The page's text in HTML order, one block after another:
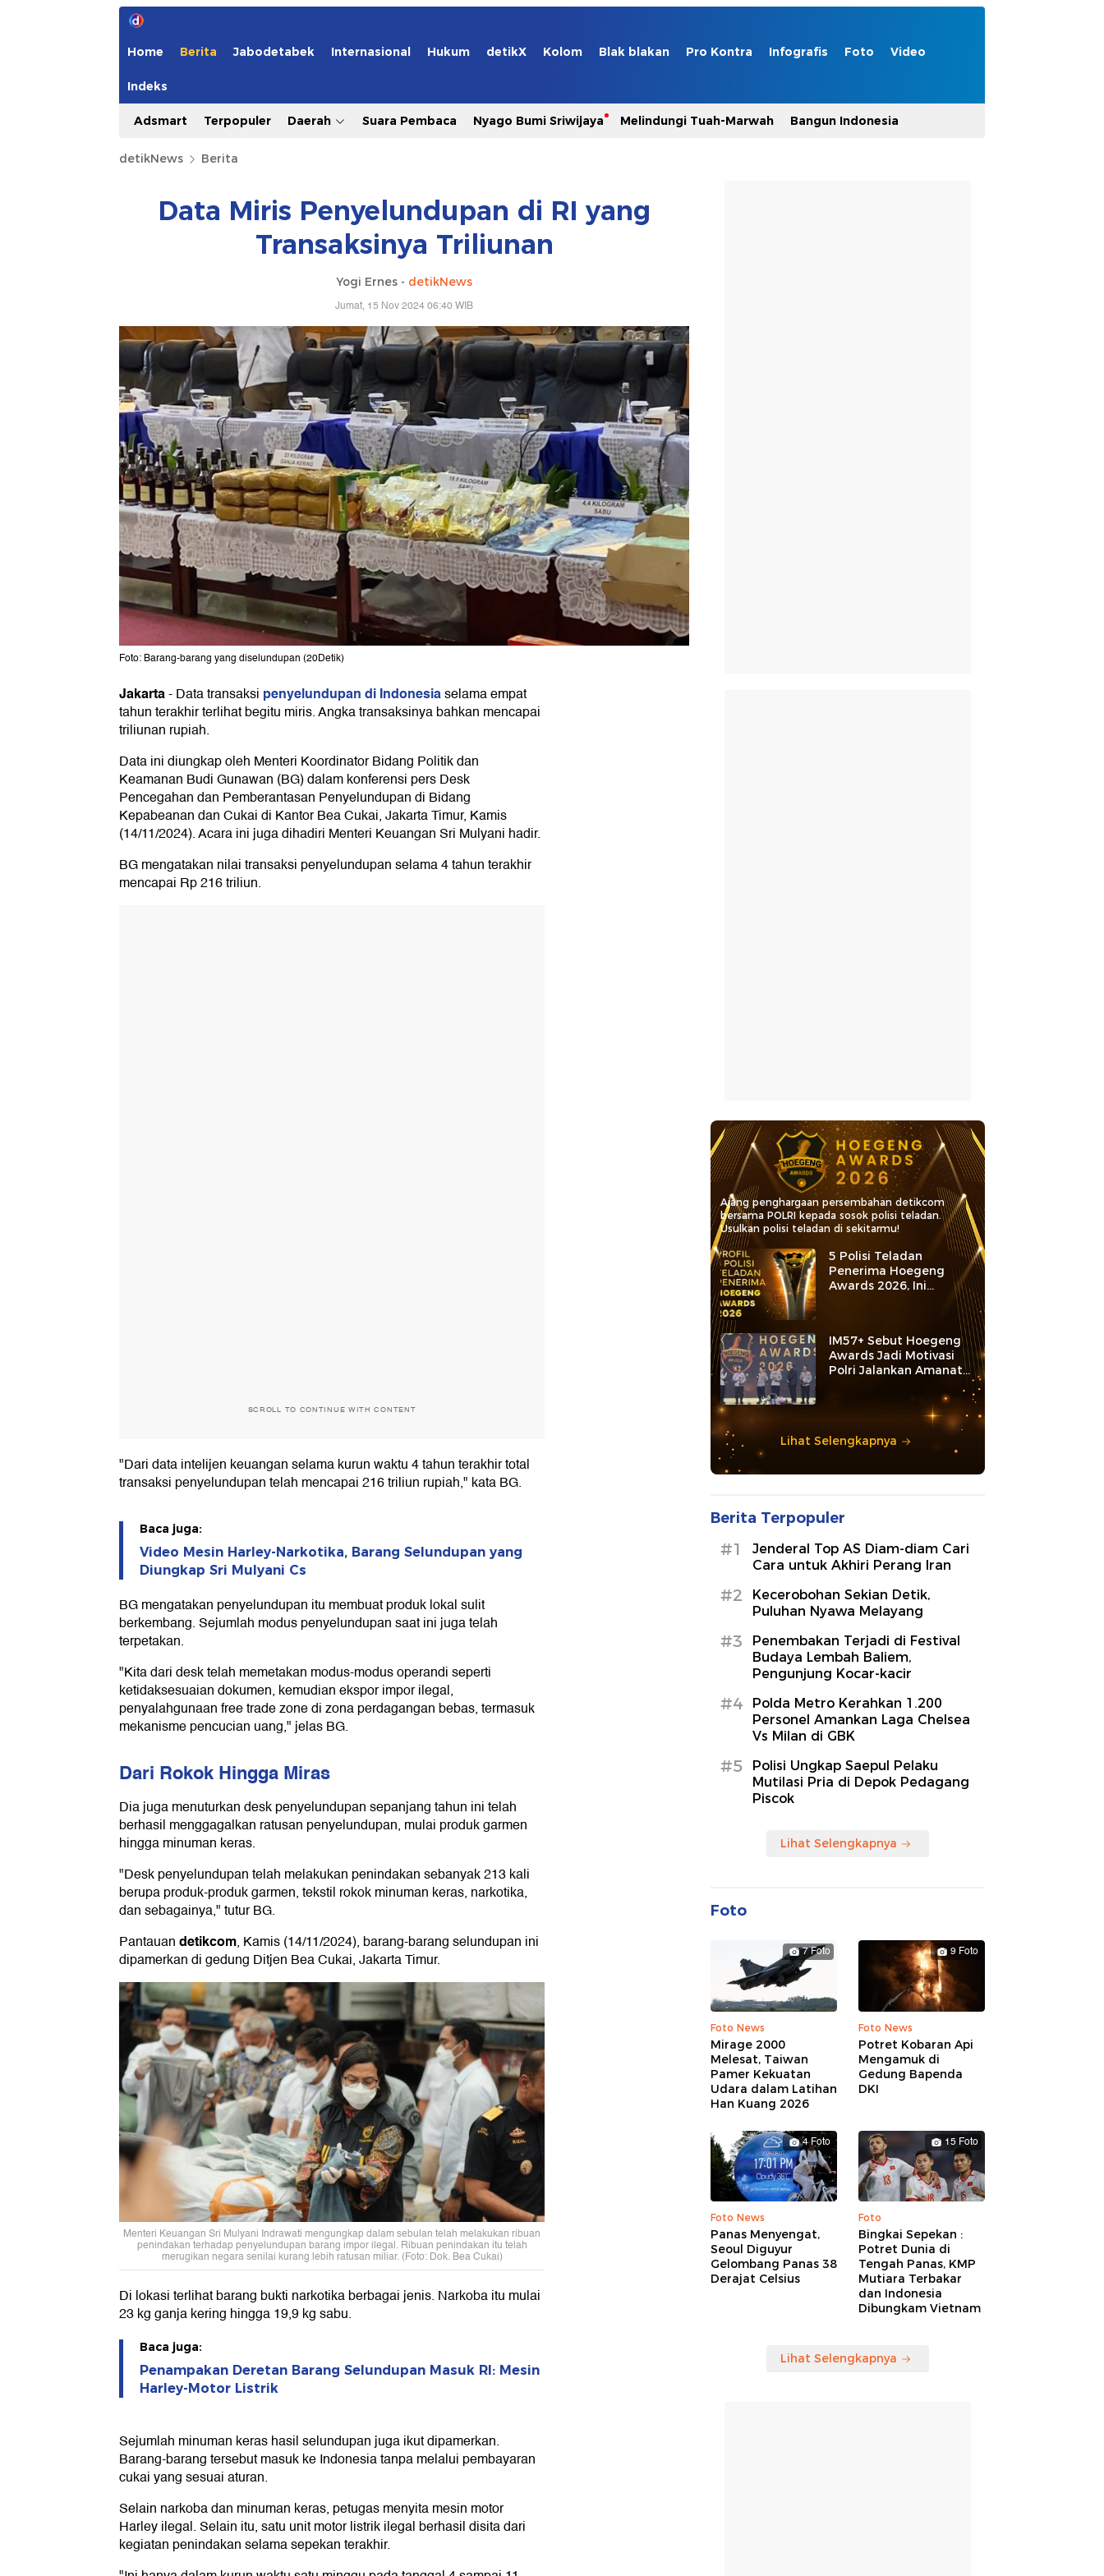
Home Berita Jabodetabek Internasional Hukum detikX Kolom Blak blakan Pro Kontra Infografis Foto Video
Indeks
Adsmart Terpopuler Daerah Suara Pembaca Nyago Bumi Sriwijaya Melindungi Tuah-Marwah Bangun Indonesia
detikNews Berita
Data Miris Penyelundupan di RI yang
Transaksinya Triliunan
Yogi Ernes - detikNews
Jumat, 15 Nov 2024 06:40 WIB
Foto: Barang-barang yang diselundupan (20Detik)
Jakarta-Data transaksi penyelundupan di Indonesiaselama empat
tahun terakhir terlihat begitu miris. Angka transaksinya bahkan mencapai
triliunan rupiah.
Data ini diungkap oleh Menteri Koordinator Bidang Politik dan
Keamanan Budi Gunawan (BG) dalam konferensi pers Desk
Pencegahan dan Pemberantasan Penyelundupan di Bidang
Kepabeanan dan Cukai di Kantor Bea Cukai, Jakarta Timur, Kamis
(14/11/2024). Acara ini juga dihadiri Menteri Keuangan Sri Mulyani hadir.
BG mengatakan nilai transaksi penyelundupan selama 4 tahun terakhir
mencapai Rp 216 triliun.
SCROLL TO CONTINUE WITH CONTENT
"Dari data intelijen keuangan selama kurun waktu 4 tahun terakhir total
transaksi penyelundupan telah mencapai 216 triliun rupiah," kata BG.
Baca juga:
Video Mesin Harley-Narkotika, Barang Selundupan yang
Diungkap Sri Mulyani Cs
BG mengatakan penyelundupan itu membuat produk lokal sulit
berkembang. Sejumlah modus penyelundupan saat ini juga telah
terpetakan.
"Kita dari desk telah memetakan modus-modus operandi seperti
ketidaksesuaian dokumen, kemudian ekspor impor ilegal,
penyalahgunaan free trade zone di zona perdagangan bebas, termasuk
mekanisme pencucian uang," jelas BG.
Dari Rokok Hingga Miras
Dia juga menuturkan desk penyelundupan sepanjang tahun ini telah
berhasil menggagalkan ratusan penyelundupan, mulai produk garmen
hingga minuman keras.
"Desk penyelundupan telah melakukan penindakan sebanyak 213 kali
berupa produk-produk garmen, tekstil rokok minuman keras, narkotika,
dan sebagainya," tutur BG.
Pantauandetikcom, Kamis (14/11/2024), barang-barang selundupan ini
dipamerkan di gedung Ditjen Bea Cukai, Jakarta Timur.
Menteri Keuangan Sri Mulyani Indrawati mengungkap dalam sebulan telah melakukan ribuan
penindakan terhadap penyelundupan barang impor ilegal. Ribuan penindakan itu telah
merugikan negara senilai kurang lebih ratusan miliar. (Foto: Dok. Bea Cukai)
Di lokasi terlihat barang bukti narkotika berbagai jenis. Narkoba itu mulai
23 kg ganja kering hingga 19,9 kg sabu.
Baca juga:
Penampakan Deretan Barang Selundupan Masuk RI: Mesin
Harley-Motor Listrik
Sejumlah minuman keras hasil selundupan juga ikut dipamerkan.
Barang-barang tersebut masuk ke Indonesia tanpa melalui pembayaran
cukai yang sesuai aturan.
Selain narkoba dan minuman keras, petugas menyita mesin motor
Harley ilegal. Selain itu, satu unit motor listrik ilegal berhasil disita dari
kegiatan penindakan selama sepekan terakhir.
Ajang penghargaan persembahan detikcom
bersama POLRI kepada sosok polisi teladan.
Usulkan polisi teladan di sekitarmu!
5 Polisi Teladan
Penerima Hoegeng
Awards 2026, Ini
Kategori dan Kiprahnya
IM57+ Sebut Hoegeng
Awards Jadi Motivasi
Polri Jalankan Amanat
Lihat Selengkapnya
Berita Terpopuler
#1
Jenderal Top AS Diam-diam Cari
Cara untuk Akhiri Perang Iran
#2
Kecerobohan Sekian Detik,
Puluhan Nyawa Melayang
#3
Penembakan Terjadi di Festival
Budaya Lembah Baliem,
Pengunjung Kocar-kacir
#4
Polda Metro Kerahkan 1.200
Personel Amankan Laga Chelsea
Vs Milan di GBK
#5
Polisi Ungkap Saepul Pelaku
Mutilasi Pria di Depok Pedagang
Piscok
Lihat Selengkapnya
Foto
7 Foto
Foto News
Mirage 2000
Melesat, Taiwan
Pamer Kekuatan
Udara dalam Latihan
Han Kuang 2026
9 Foto
Foto News
Potret Kobaran Api
Mengamuk di
Gedung Bapenda
DKI
4 Foto
Foto News
Panas Menyengat,
Seoul Diguyur
Gelombang Panas 38
Derajat Celsius
15 Foto
Foto
Bingkai Sepekan :
Potret Dunia di
Tengah Panas, KMP
Mutiara Terbakar
dan Indonesia
Dibungkam Vietnam
Lihat Selengkapnya